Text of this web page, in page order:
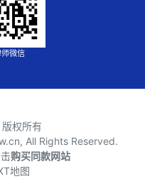
微信
权所有
All Rights Reserved.
购买同款网站
地图